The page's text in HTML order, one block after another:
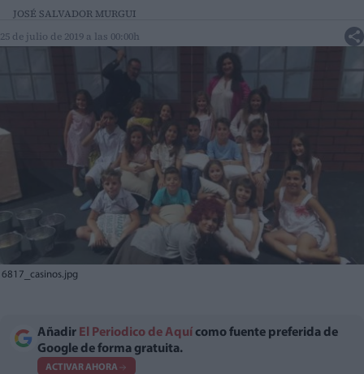
JOSÉ SALVADOR MURGUI
25 de julio de 2019 a las 00:00h
6817_casinos.jpg
Añadir El Periodico de Aquí como fuente preferida de
Google de forma gratuita.
ACTIVAR AHORA